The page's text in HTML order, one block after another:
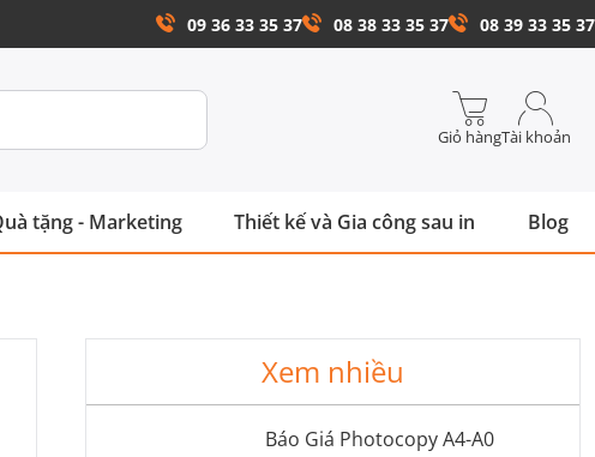
09 36 33 35 37 08 38 33 35 37 08 39 33 35 37
Giỏ hàngTài khoản
tặng - Marketing Thiết kế và Gia công sau in Blog
Xem nhiều
Báo Giá Photocopy A4-A0